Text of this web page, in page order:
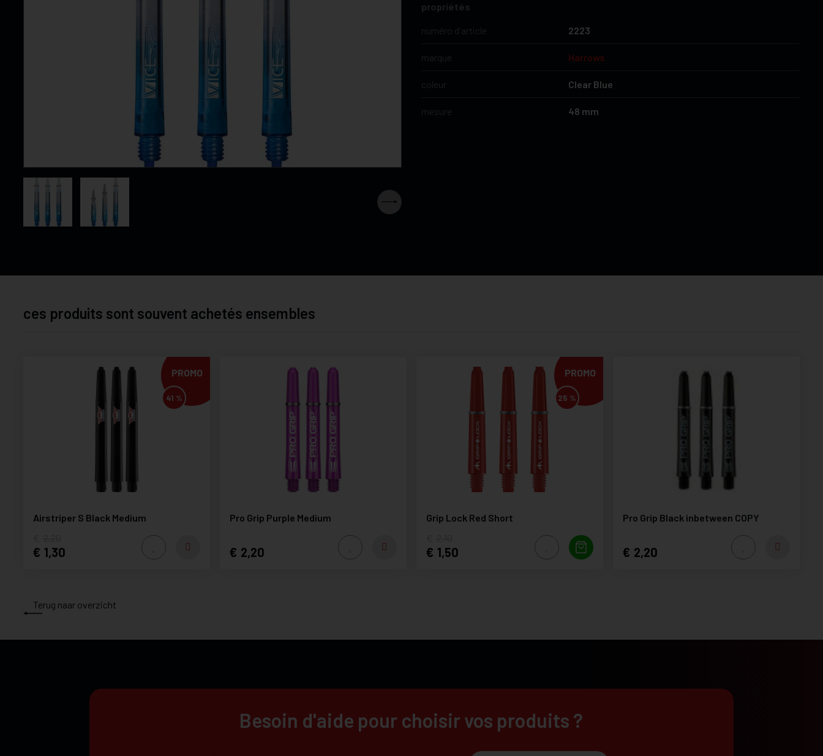
propriétés
numéro d'article 2223
marque Harrows
coleur Clear Blue
mesure 48 mm
ces produits sont souvent achetés ensembles
PROMO
41 %
Airstriper S Black Medium
1,30
Pro Grip Purple Medium
2,20
PROMO
25 %
Grip Lock Red Short
1,50
Pro Grip Black inbetween COPY
2,20
Terug naar overzicht
Besoin d'aide pour choisir vos produits ?